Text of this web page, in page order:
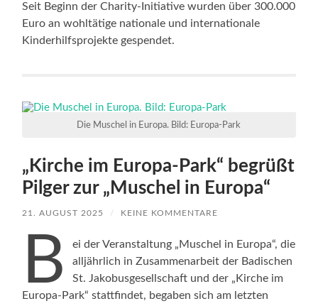
Seit Beginn der Charity-Initiative wurden über 300.000
Euro an wohltätige nationale und internationale
Kinderhilfsprojekte gespendet.
Die Muschel in Europa. Bild: Europa-Park
„Kirche im Europa-Park“ begrüßt
Pilger zur „Muschel in Europa“
21. AUGUST 2025 / KEINE KOMMENTARE
B
ei der Veranstaltung „Muschel in Europa“, die
alljährlich in Zusammenarbeit der Badischen
St. Jakobusgesellschaft und der „Kirche im
Europa-Park“ stattfindet, begaben sich am letzten